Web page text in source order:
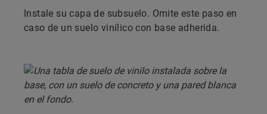
Instale su capa de subsuelo. Omite este paso en
caso de un suelo vinílico con base adherida.